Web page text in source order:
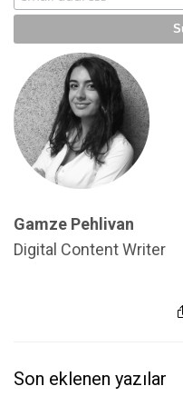
Gamze Pehlivan
Digital Content Writer
Son eklenen yazılar